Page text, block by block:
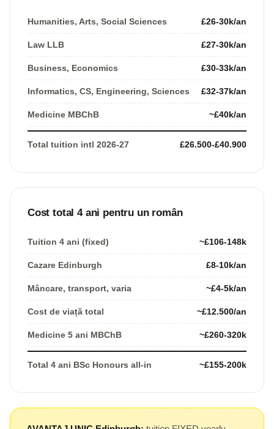
Humanities, Arts, Social Sciences £26-30k/an
Law LLB £27-30k/an
Business, Economics £30-33k/an
Informatics, CS, Engineering, Sciences £32-37k/an
Medicine MBChB ~£40k/an
Total tuition intl 2026-27 £26.500-£40.900
Cost total 4 ani pentru un român
Tuition 4 ani (fixed) ~£106-148k
Cazare Edinburgh £8-10k/an
Mâncare, transport, varia ~£4-5k/an
Cost de viață total ~£12.500/an
Medicine 5 ani MBChB ~£260-320k
Total 4 ani BSc Honours all-in ~£155-200k